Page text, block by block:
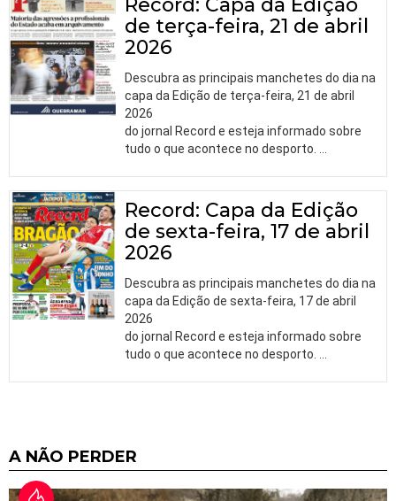
Record: Capa da Edição
de terça-feira, 21 de abril
2026
Descubra as principais manchetes do dia na
capa da Edição de terça-feira, 21 de abril
2026
do jornal Record e esteja informado sobre
tudo o que acontece no desporto. …
Record: Capa da Edição
de sexta-feira, 17 de abril
2026
Descubra as principais manchetes do dia na
capa da Edição de sexta-feira, 17 de abril
2026
do jornal Record e esteja informado sobre
tudo o que acontece no desporto. …
A NÃO PERDER